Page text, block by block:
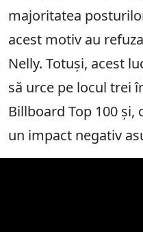
majoritatea
acest motiv au
Nelly. Totuși, acest
să urce pe locul trei
Billboard Top 100 și,
un impact negativ